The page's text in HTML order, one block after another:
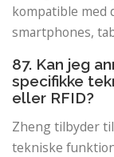
kompatible med
smartphones,
87. Kan jeg
specifikke
eller RFID?
Zheng tilbyder
tekniske